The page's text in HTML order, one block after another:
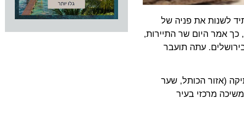
את פניה של
היום שר התיירות,
עתה תועבר
(אזור הכותל, שער
מרכזי בעיר